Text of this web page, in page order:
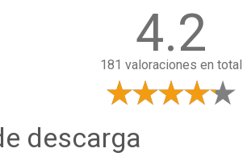
4.2
181 valoraciones en total
descarga